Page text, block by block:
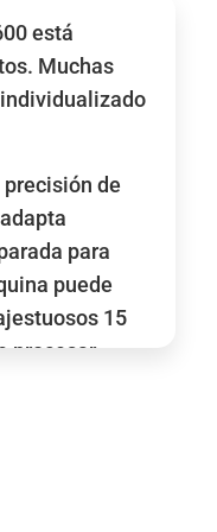
está
Muchas
de
para
puede
15
procesar
462 mm